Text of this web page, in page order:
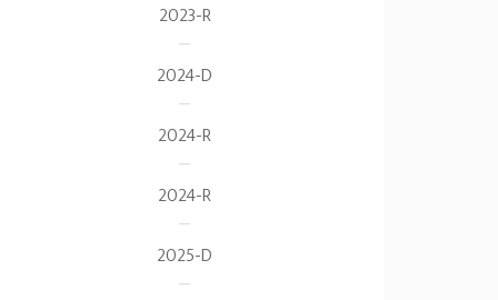
2023-R
2024-D
2024-R
2024-R
2025-D